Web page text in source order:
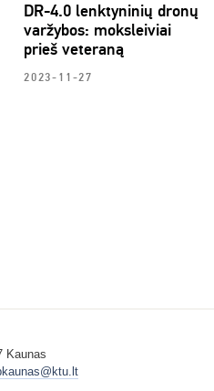
DR-4.0 lenktyninių dronų
varžybos: moksleiviai
prieš veteraną
2023-11-27
Kaunas